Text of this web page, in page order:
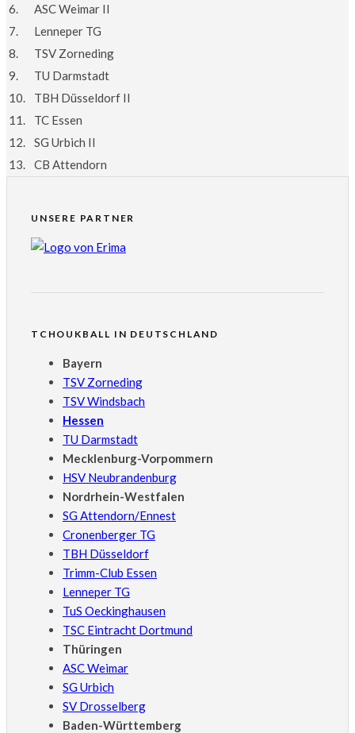
6.
ASC Weimar II
7.
Lenneper TG
8.
TSV Zorneding
9.
TU Darmstadt
10.
TBH Düsseldorf II
11.
TC Essen
12.
SG Urbich II
13.
CB Attendorn
UNSERE PARTNER
TCHOUKBALL IN DEUTSCHLAND
Bayern
TSV Zorneding
TSV Windsbach
Hessen
TU Darmstadt
Mecklenburg-Vorpommern
HSV Neubrandenburg
Nordrhein-Westfalen
SG Attendorn/Ennest
Cronenberger TG
TBH Düsseldorf
Trimm-Club Essen
Lenneper TG
TuS Oeckinghausen
TSC Eintracht Dortmund
Thüringen
ASC Weimar
SG Urbich
SV Drosselberg
Baden-Württemberg